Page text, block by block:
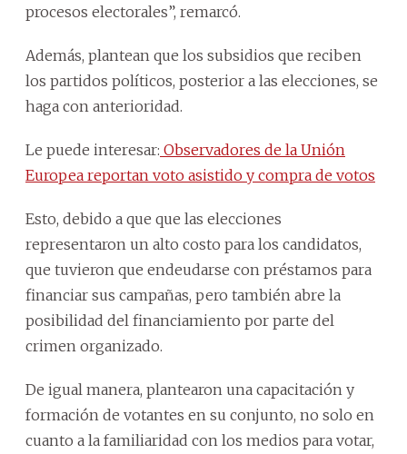
procesos electorales”, remarcó.
Además, plantean que los subsidios que reciben
los partidos políticos, posterior a las elecciones, se
haga con anterioridad.
Le puede interesar: Observadores de la Unión
Europea reportan voto asistido y compra de votos
Esto, debido a que que las elecciones
representaron un alto costo para los candidatos,
que tuvieron que endeudarse con préstamos para
financiar sus campañas, pero también abre la
posibilidad del financiamiento por parte del
crimen organizado.
De igual manera, plantearon una capacitación y
formación de votantes en su conjunto, no solo en
cuanto a la familiaridad con los medios para votar,